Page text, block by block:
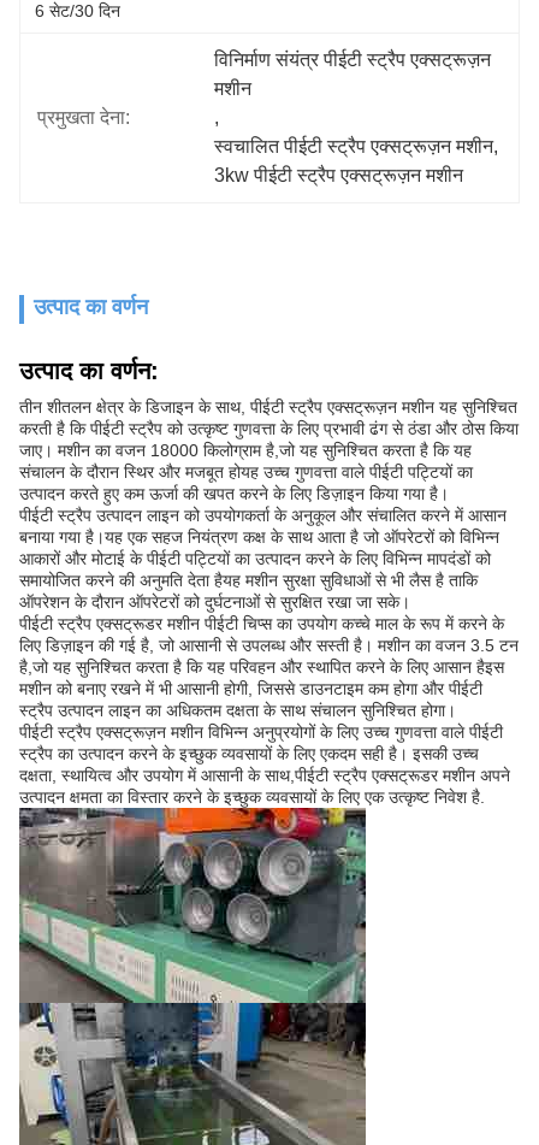
6 सेट/30 दिन
प्रमुखता देना:
विनिर्माण संयंत्र पीईटी स्ट्रैप एक्सट्रूज़न
मशीन
,
स्वचालित पीईटी स्ट्रैप एक्सट्रूज़न मशीन
3kw पीईटी स्ट्रैप एक्सट्रूज़न मशीन
उत्पाद का वर्णन
उत्पाद का वर्णन:
तीन शीतलन क्षेत्र के डिजाइन के साथ, पीईटी स्ट्रैप एक्सट्रूज़न मशीन यह सुनिश्चित
करती है कि पीईटी स्ट्रैप को उत्कृष्ट गुणवत्ता के लिए प्रभावी ढंग से ठंडा और ठोस किया
जाए। मशीन का वजन 18000 किलोग्राम है,जो यह सुनिश्चित करता है कि यह
संचालन के दौरान स्थिर और मजबूत होयह उच्च गुणवत्ता वाले पीईटी पट्टियों का
उत्पादन करते हुए कम ऊर्जा की खपत करने के लिए डिज़ाइन किया गया है।
पीईटी स्ट्रैप उत्पादन लाइन को उपयोगकर्ता के अनुकूल और संचालित करने में आसान
बनाया गया है।यह एक सहज नियंत्रण कक्ष के साथ आता है जो ऑपरेटरों को विभिन्न
आकारों और मोटाई के पीईटी पट्टियों का उत्पादन करने के लिए विभिन्न मापदंडों को
समायोजित करने की अनुमति देता हैयह मशीन सुरक्षा सुविधाओं से भी लैस है ताकि
ऑपरेशन के दौरान ऑपरेटरों को दुर्घटनाओं से सुरक्षित रखा जा सके।
पीईटी स्ट्रैप एक्सट्रूडर मशीन पीईटी चिप्स का उपयोग कच्चे माल के रूप में करने के
लिए डिज़ाइन की गई है, जो आसानी से उपलब्ध और सस्ती है। मशीन का वजन 3.5 टन
है,जो यह सुनिश्चित करता है कि यह परिवहन और स्थापित करने के लिए आसान हैइस
मशीन को बनाए रखने में भी आसानी होगी, जिससे डाउनटाइम कम होगा और पीईटी
स्ट्रैप उत्पादन लाइन का अधिकतम दक्षता के साथ संचालन सुनिश्चित होगा।
पीईटी स्ट्रैप एक्सट्रूज़न मशीन विभिन्न अनुप्रयोगों के लिए उच्च गुणवत्ता वाले पीईटी
स्ट्रैप का उत्पादन करने के इच्छुक व्यवसायों के लिए एकदम सही है। इसकी उच्च
दक्षता, स्थायित्व और उपयोग में आसानी के साथ,पीईटी स्ट्रैप एक्सट्रूडर मशीन अपने
उत्पादन क्षमता का विस्तार करने के इच्छुक व्यवसायों के लिए एक उत्कृष्ट निवेश है.